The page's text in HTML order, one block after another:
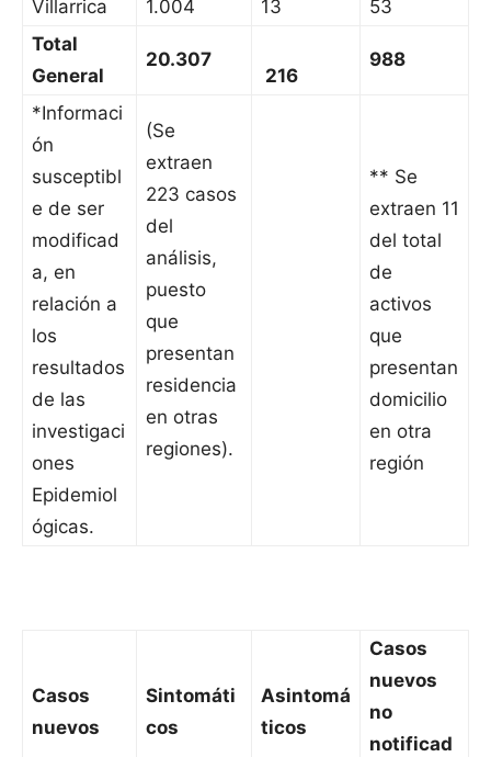
Villarrica 1.004 13
53
Total
General
20.307
216
988
*Informaci
ón
susceptibl
e de ser
modificad
a, en
relación a
los
resultados
de las
investigaci
ones
Epidemiol
ógicas.
(Se
extraen
223 casos
del
análisis,
puesto
que
presentan
residencia
en otras
regiones).
** Se
extraen 11
del total
de
activos
que
presentan
domicilio
en otra
región
Casos
nuevos
Sintomáti
cos
Asintomá
ticos
Casos
nuevos
no
notificad